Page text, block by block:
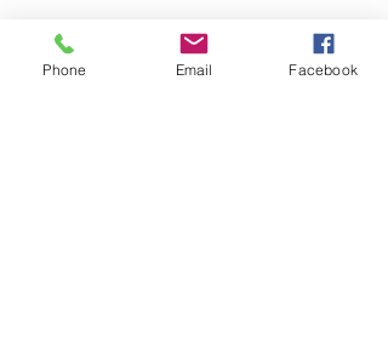
Phone Email Facebook